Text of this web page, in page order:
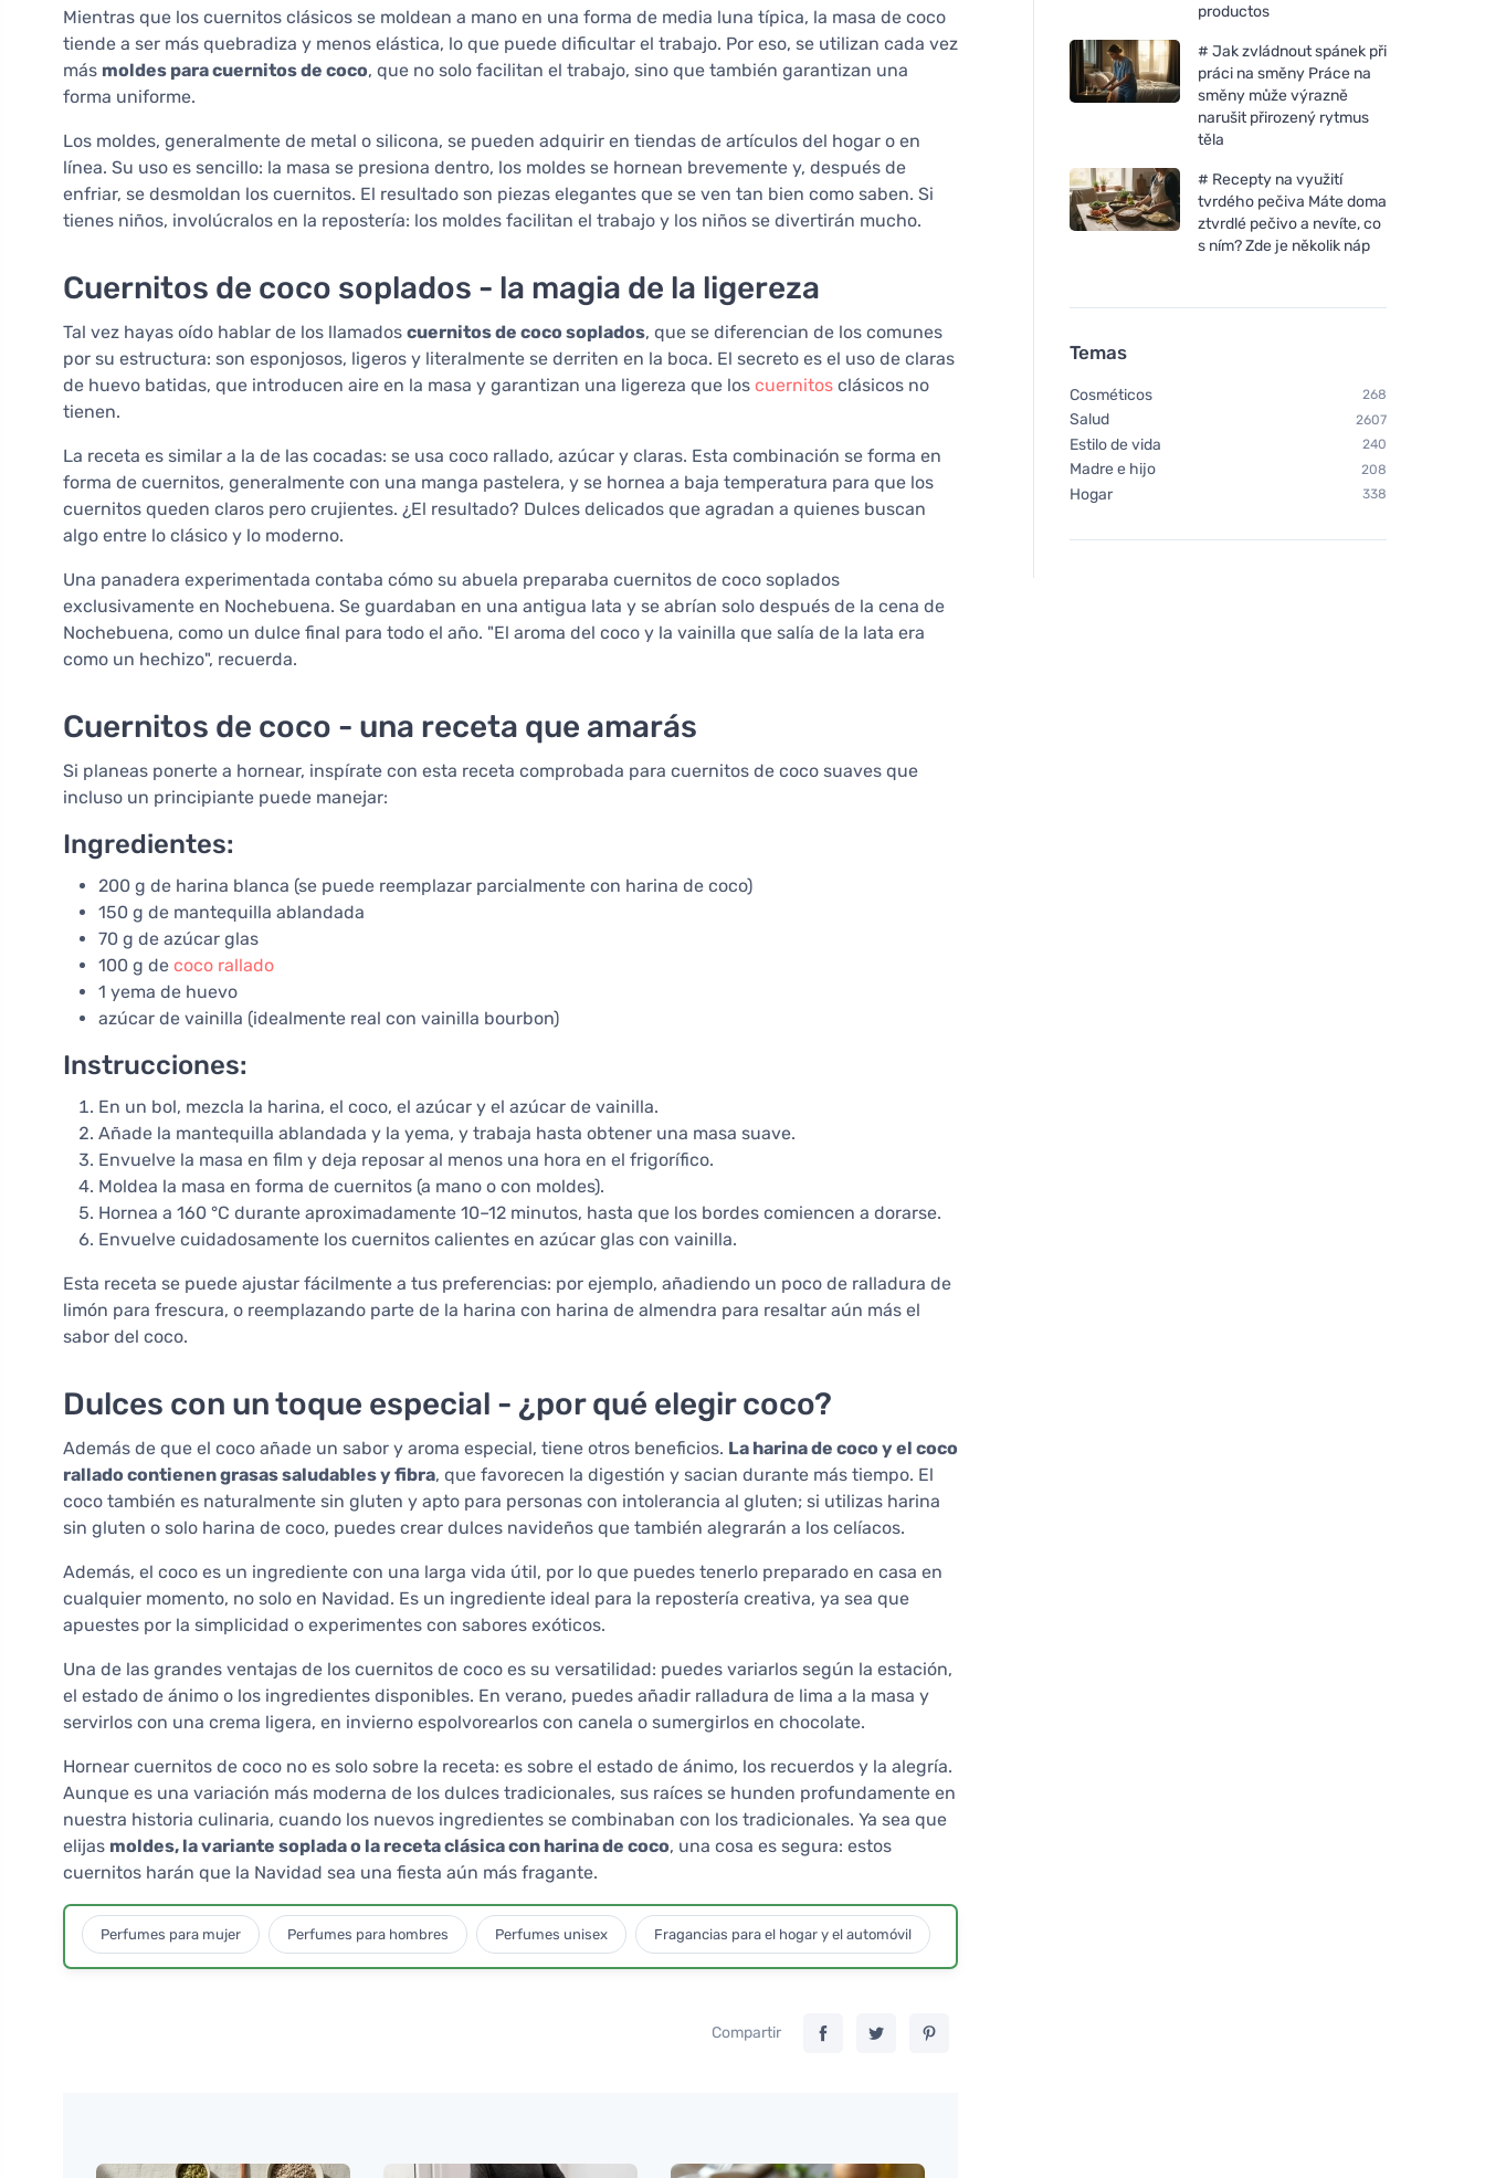
Mientras que los cuernitos clásicos se moldean a mano en una forma de media luna típica, la masa de coco
tiende a ser más quebradiza y menos elástica, lo que puede dificultar el trabajo. Por eso, se utilizan cada vez
más moldes para cuernitos de coco, que no solo facilitan el trabajo, sino que también garantizan una
forma uniforme.
Los moldes, generalmente de metal o silicona, se pueden adquirir en tiendas de artículos del hogar o en
línea. Su uso es sencillo: la masa se presiona dentro, los moldes se hornean brevemente y, después de
enfriar, se desmoldan los cuernitos. El resultado son piezas elegantes que se ven tan bien como saben. Si
tienes niños, involúcralos en la repostería: los moldes facilitan el trabajo y los niños se divertirán mucho.
Cuernitos de coco soplados - la magia de la ligereza
Tal vez hayas oído hablar de los llamados cuernitos de coco soplados, que se diferencian de los comunes
por su estructura: son esponjosos, ligeros y literalmente se derriten en la boca. El secreto es el uso de claras
de huevo batidas, que introducen aire en la masa y garantizan una ligereza que los cuernitos clásicos no
tienen.
La receta es similar a la de las cocadas: se usa coco rallado, azúcar y claras. Esta combinación se forma en
forma de cuernitos, generalmente con una manga pastelera, y se hornea a baja temperatura para que los
cuernitos queden claros pero crujientes. ¿El resultado? Dulces delicados que agradan a quienes buscan
algo entre lo clásico y lo moderno.
Una panadera experimentada contaba cómo su abuela preparaba cuernitos de coco soplados
exclusivamente en Nochebuena. Se guardaban en una antigua lata y se abrían solo después de la cena de
Nochebuena, como un dulce final para todo el año. "El aroma del coco y la vainilla que salía de la lata era
como un hechizo", recuerda.
Cuernitos de coco - una receta que amarás
Si planeas ponerte a hornear, inspírate con esta receta comprobada para cuernitos de coco suaves que
incluso un principiante puede manejar:
Ingredientes:
200 g de harina blanca (se puede reemplazar parcialmente con harina de coco)
150 g de mantequilla ablandada
70 g de azúcar glas
100 g de coco rallado
1 yema de huevo
azúcar de vainilla (idealmente real con vainilla bourbon)
Instrucciones:
En un bol, mezcla la harina, el coco, el azúcar y el azúcar de vainilla.
Añade la mantequilla ablandada y la yema, y trabaja hasta obtener una masa suave.
Envuelve la masa en film y deja reposar al menos una hora en el frigorífico.
Moldea la masa en forma de cuernitos (a mano o con moldes).
Hornea a 160 °C durante aproximadamente 10–12 minutos, hasta que los bordes comiencen a dorarse.
Envuelve cuidadosamente los cuernitos calientes en azúcar glas con vainilla.
Esta receta se puede ajustar fácilmente a tus preferencias: por ejemplo, añadiendo un poco de ralladura de
limón para frescura, o reemplazando parte de la harina con harina de almendra para resaltar aún más el
sabor del coco.
Dulces con un toque especial - ¿por qué elegir coco?
Además de que el coco añade un sabor y aroma especial, tiene otros beneficios. La harina de coco y el coco
rallado contienen grasas saludables y fibra, que favorecen la digestión y sacian durante más tiempo. El
coco también es naturalmente sin gluten y apto para personas con intolerancia al gluten; si utilizas harina
sin gluten o solo harina de coco, puedes crear dulces navideños que también alegrarán a los celíacos.
Además, el coco es un ingrediente con una larga vida útil, por lo que puedes tenerlo preparado en casa en
cualquier momento, no solo en Navidad. Es un ingrediente ideal para la repostería creativa, ya sea que
apuestes por la simplicidad o experimentes con sabores exóticos.
Una de las grandes ventajas de los cuernitos de coco es su versatilidad: puedes variarlos según la estación,
el estado de ánimo o los ingredientes disponibles. En verano, puedes añadir ralladura de lima a la masa y
servirlos con una crema ligera, en invierno espolvorearlos con canela o sumergirlos en chocolate.
Hornear cuernitos de coco no es solo sobre la receta: es sobre el estado de ánimo, los recuerdos y la alegría.
Aunque es una variación más moderna de los dulces tradicionales, sus raíces se hunden profundamente en
nuestra historia culinaria, cuando los nuevos ingredientes se combinaban con los tradicionales. Ya sea que
elijas moldes, la variante soplada o la receta clásica con harina de coco, una cosa es segura: estos
cuernitos harán que la Navidad sea una fiesta aún más fragante.
Perfumes para mujer Perfumes para hombres Perfumes unisex Fragancias para el hogar y el automóvil
Compartir
productos
# Jak zvládnout spánek při
práci na směny Práce na
směny může výrazně
narušit přirozený rytmus
těla
# Recepty na využití
tvrdého pečiva Máte doma
ztvrdlé pečivo a nevíte, co
s ním? Zde je několik náp
Temas
Cosméticos 268
Salud 2607
Estilo de vida 240
Madre e hijo 208
Hogar 338